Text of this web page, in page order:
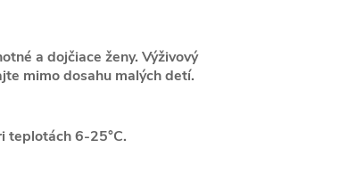
a dojčiace ženy. Výživový
mimo dosahu malých detí.
teplotách 6-25°C.